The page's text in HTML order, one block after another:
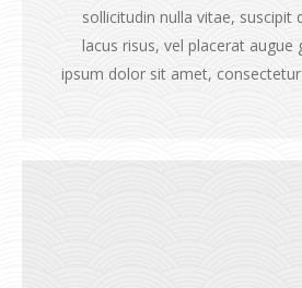
sollicitudin nulla vitae, suscipit
lacus risus, vel placerat augue
ipsum dolor sit amet,